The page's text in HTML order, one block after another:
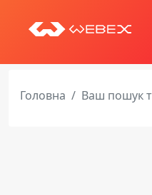
Головна Ваш пошук